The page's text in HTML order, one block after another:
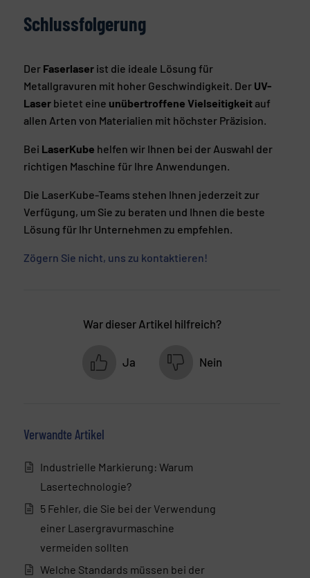
Schlussfolgerung
Der Faserlaser ist die ideale Lösung für
Metallgravuren mit hoher Geschwindigkeit. Der UV-
Laser bietet eine unübertroffene Vielseitigkeitauf
allen Arten von Materialien mit höchster Präzision.
Bei LaserKube helfen wir Ihnen bei der Auswahl der
richtigen Maschine für Ihre Anwendungen.
Die LaserKube-Teams stehen Ihnen jederzeit zur
Verfügung, um Sie zu beraten und Ihnen die beste
Lösung für Ihr Unternehmen zu empfehlen.
Zögern Sie nicht, uns zu kontaktieren!
War dieser Artikel hilfreich?
Ja Nein
Verwandte Artikel
Industrielle Markierung: Warum
Lasertechnologie?
5 Fehler, die Sie bei der Verwendung
einer Lasergravurmaschine
vermeiden sollten
Welche Standards müssen bei der